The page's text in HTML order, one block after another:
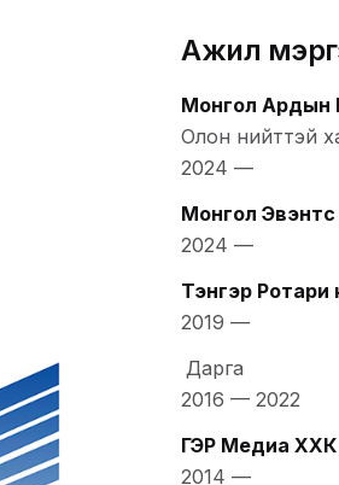
Ажил
Монгол Ардын
Олон нийттэй
2024 —
Монгол
2024 —
Тэнгэр Ротари
2019 —
Дарга
2016 — 2022
ГЭР Медиа ХХК
2014 —